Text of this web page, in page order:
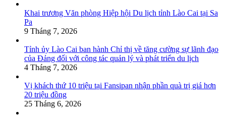
Khai trương Văn phòng Hiệp hội Du lịch tỉnh Lào Cai tại Sa
Pa
9 Tháng 7, 2026
Tỉnh ủy Lào Cai ban hành Chỉ thị về tăng cường sự lãnh đạo
của Đảng đối với công tác quản lý và phát triển du lịch
4 Tháng 7, 2026
Vị khách thứ 10 triệu tại Fansipan nhận phần quà trị giá hơn
20 triệu đồng
25 Tháng 6, 2026